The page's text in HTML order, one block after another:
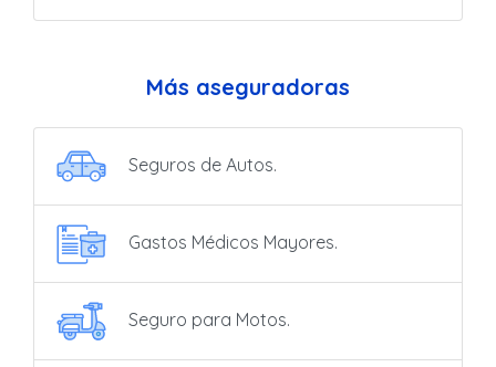
Más aseguradoras
Seguros de Autos.
Gastos Médicos Mayores.
Seguro para Motos.